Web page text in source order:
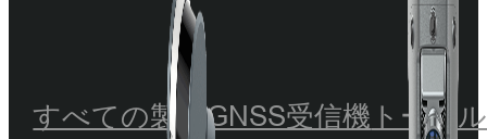
すべての製品GNSS受信機 トータ